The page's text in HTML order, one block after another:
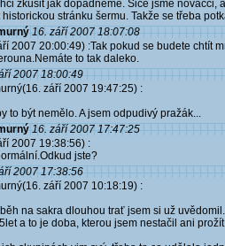
zkusit jak dopadneme. Sice jsme nováčci,
stránku šermu. Takže se třeba
16. září 2007 18:07:08
2007 20:00:49) :Tak pokud se budete chtít
to tak daleko.
2007 18:00:49
září 2007 19:47:25) :
to být nemělo. A jsem odpudivý pražák...
16. září 2007 17:47:25
2007 19:38:56) :
jste?
2007 17:38:56
září 2007 10:18:19) :
na sakra dlouhou trať jsem si už
a to je doba, kterou jsem nestačil ani